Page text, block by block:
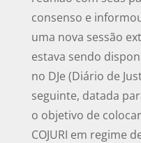
consenso e
uma nova sessão
estava sendo
no DJe (Diário de
seguinte, datada
o objetivo de
COJURI em regime